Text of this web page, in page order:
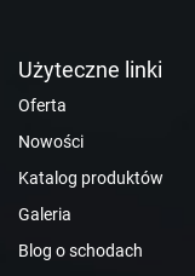
Użyteczne linki
Oferta
Nowości
Katalog produktów
Galeria
Blog o schodach